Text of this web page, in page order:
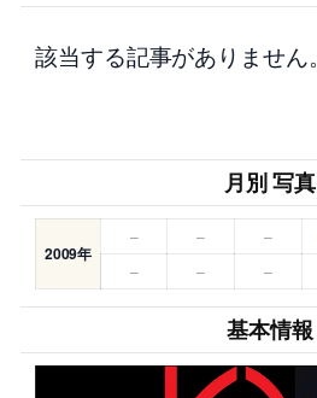
該当する記事がありません。
月別 写真
2009年
– – –
–
– –
基本情報